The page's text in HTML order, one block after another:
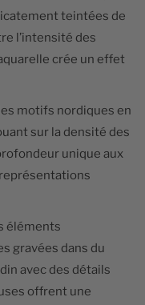
teintées de
l’intensité des
crée un effet
motifs nordiques en
sur la densité des
unique aux
éléments
gravées dans du
avec des détails
offrent une